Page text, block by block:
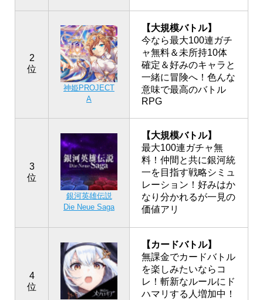
2
位
神姫PROJECT
A
【大規模バトル】
今なら最大100連ガチ
ャ無料＆未所持10体
確定＆好みのキャラと
一緒に冒険へ！色んな
意味で最高のバトル
RPG
3
位
銀河英雄伝説
Die Neue Saga
【大規模バトル】
最大100連ガチャ無
料！仲間と共に銀河統
一を目指す戦略シミュ
レーション！好みはか
なり分かれるが一見の
価値アリ
4
位
【カードバトル】
無課金でカードバトル
を楽しみたいならコ
レ！斬新なルールにド
ハマリする人増加中！